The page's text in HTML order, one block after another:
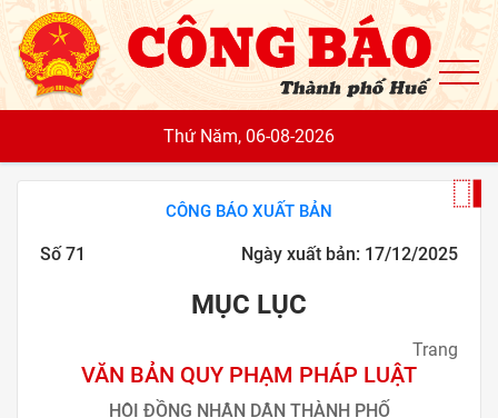
Thứ Năm, 06-08-2026
CÔNG BÁO XUẤT BẢN
Số 71 Ngày xuất bản: 17/12/2025
MỤC LỤC
Trang
VĂN BẢN QUY PHẠM PHÁP LUẬT
HỘI ĐỒNG NHÂN DÂN THÀNH PHỐ